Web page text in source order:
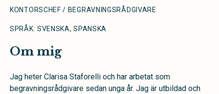
KONTORSCHEF / BEGRAVNINGSRÅDGIVARE
SPRÅK: SVENSKA, SPANSKA
Om mig
Jag heter Clarisa Staforelli och har arbetat som
begravningsrådgivare sedan unga år. Jag är utbildad och